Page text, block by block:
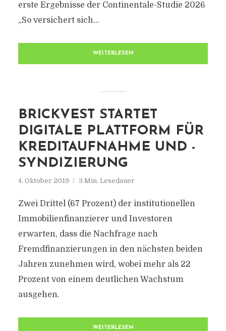
erste Ergebnisse der Continentale-Studie 2026
„So versichert sich...
WEITERLESEN
BRICKVEST STARTET
DIGITALE PLATTFORM FÜR
KREDITAUFNAHME UND -
SYNDIZIERUNG
4. Oktober 2019 3 Min. Lesedauer
Zwei Drittel (67 Prozent) der institutionellen
Immobilienfinanzierer und Investoren
erwarten, dass die Nachfrage nach
Fremdfinanzierungen in den nächsten beiden
Jahren zunehmen wird, wobei mehr als 22
Prozent von einem deutlichen Wachstum
ausgehen.
WEITERLESEN